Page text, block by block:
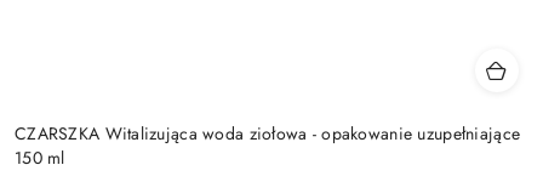
CZARSZKA Witalizująca woda ziołowa - opakowanie uzupełniające
150 ml